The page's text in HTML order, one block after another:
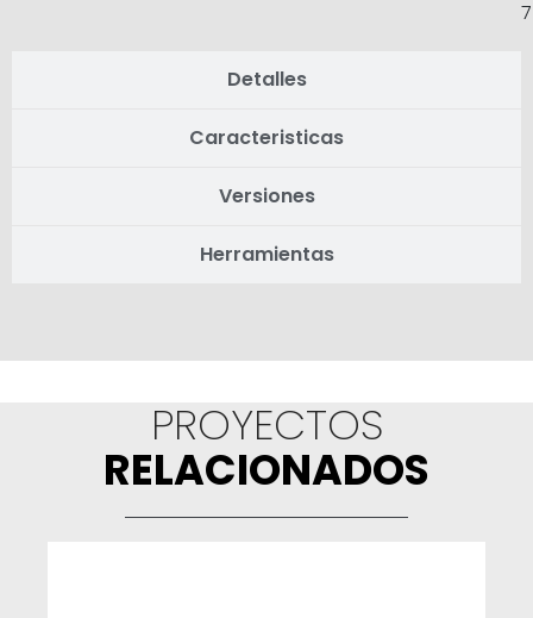
Detalles
Caracteristicas
Versiones
Herramientas
PROYECTOS
RELACIONADOS